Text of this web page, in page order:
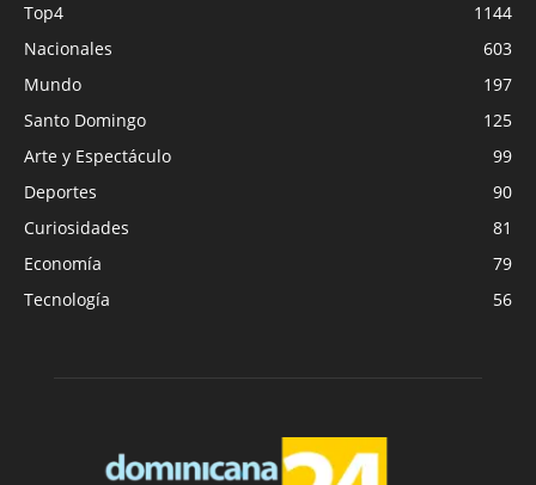
Top4
1144
Nacionales
603
Mundo
197
Santo Domingo
125
Arte y Espectáculo
99
Deportes
90
Curiosidades
81
Economía
79
Tecnología
56